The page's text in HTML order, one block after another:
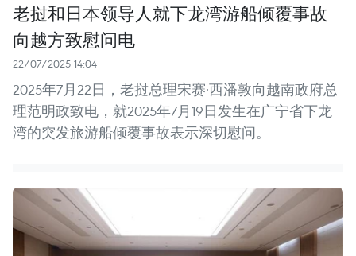
老挝和日本领导人就下龙湾游船倾覆事故
向越方致慰问电
22/07/2025 14:04
2025年7月22日，老挝总理宋赛·西潘敦向越南政府总
理范明政致电，就2025年7月19日发生在广宁省下龙
湾的突发旅游船倾覆事故表示深切慰问。